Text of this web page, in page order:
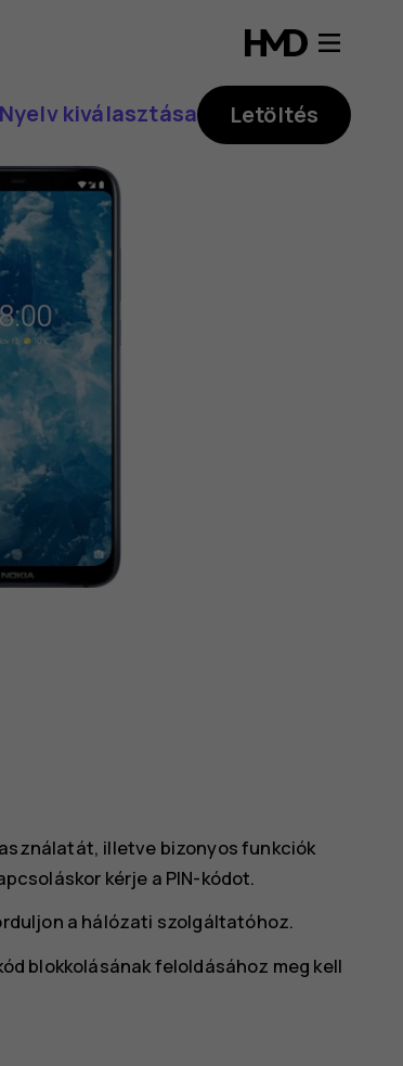
Nyelv kiválasztása Letöltés
illetve bizonyos funkciók
kérje a PIN-kódot.
a hálózati szolgáltatóhoz.
blokkolásának feloldásához meg kell